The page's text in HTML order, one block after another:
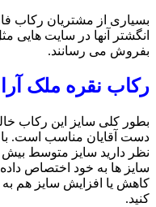
بسیاری از مشتریان رکاب
انگشتر آنها در سایت هایی
بفروش می رسانند.
رکاب نقره ملک
دست آقایان مناسب است. با
نظر دارید سایز متوسط
سایز ها به خود اختصاص
کاهش یا افزایش سایز هم
کنید.